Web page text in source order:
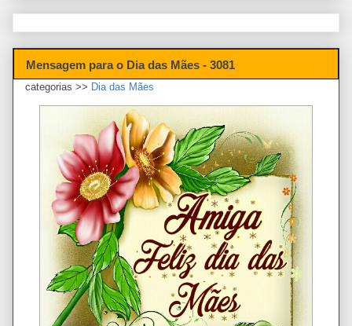
Mensagem para o Dia das Mães - 3081
categorias >> Dia das Mães